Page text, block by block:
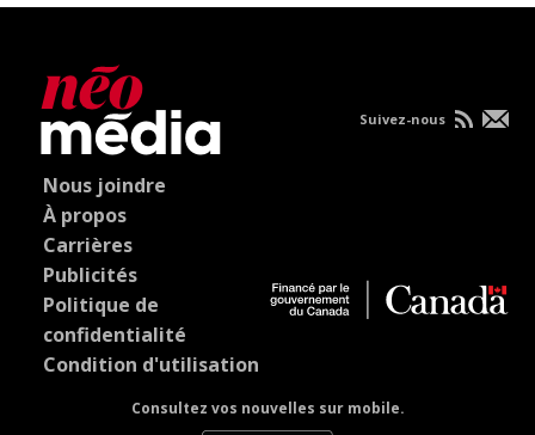
Nous joindre
À propos
Carrières
Publicités
Politique de
confidentialité
Condition d'utilisation
Consultez vos nouvelles sur mobile.
Suivez-nous